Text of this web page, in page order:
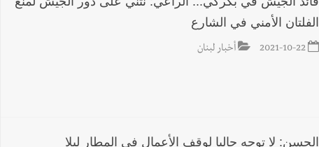
الفلتان الأمني في الشارع
2021-10-22 أخبار لبنان
الحسن: لا توجه حاليا لوقف الأعمال في المطار ليلا